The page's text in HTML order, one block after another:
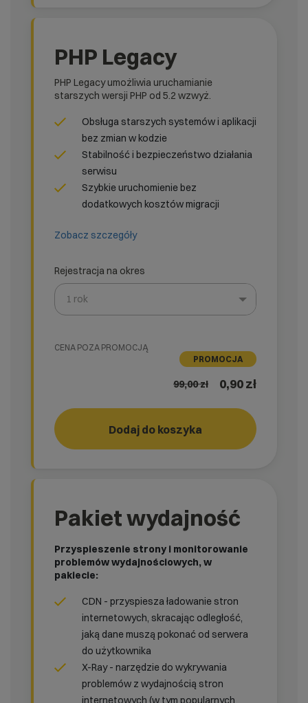
PHP Legacy
PHP Legacy umożliwia uruchamianie
starszych wersji PHP od 5.2 wzwyż.
Obsługa starszych systemów i aplikacji
bez zmian w kodzie
Stabilność i bezpieczeństwo działania
serwisu
Szybkie uruchomienie bez
dodatkowych kosztów migracji
Zobacz szczegóły
Rejestracja na okres
1 rok
CENA POZA PROMOCJĄ
PROMOCJA
99,00zł 0,90 zł
Dodaj do koszyka PHP Legacy
Pakiet wydajność
Przyspieszenie strony i monitorowanie
problemów wydajnościowych, w
pakiecie:
CDN - przyspiesza ładowanie stron
internetowych, skracając odległość,
jaką dane muszą pokonać od serwera
do użytkownika
X-Ray - narzędzie do wykrywania
problemów z wydajnością stron
internetowych (w tym popularnych